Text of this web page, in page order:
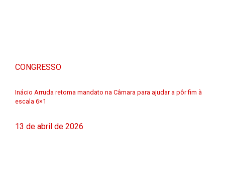
CONGRESSO
Inácio Arruda retoma mandato na Câmara para ajudar a pôr fim à
escala 6×1
13 de abril de 2026